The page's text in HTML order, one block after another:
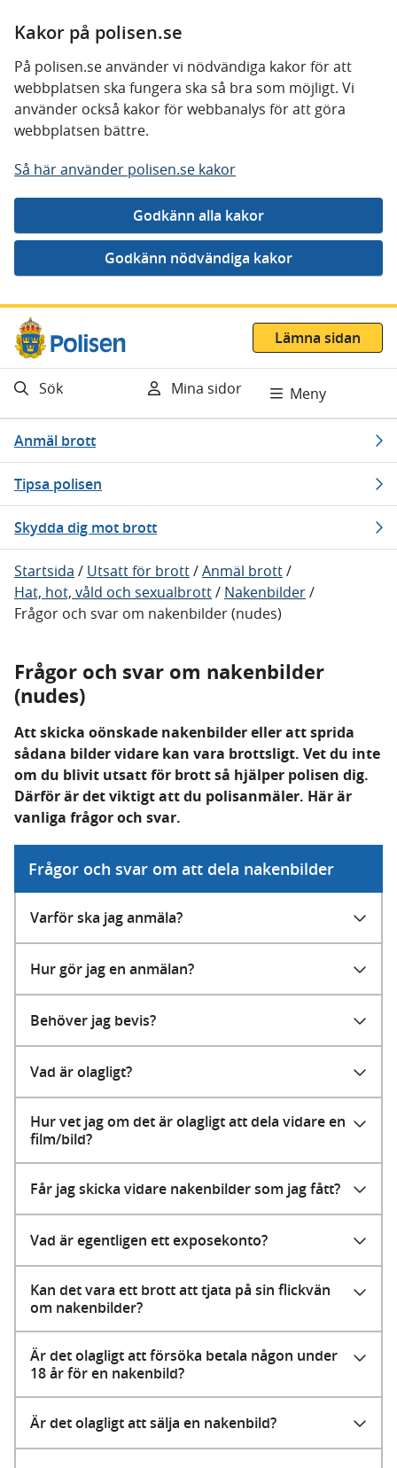
Kakor på polisen.se
På polisen.se använder vi nödvändiga kakor för att
webbplatsen ska fungera ska så bra som möjligt. Vi
använder också kakor för webbanalys för att göra
webbplatsen bättre.
Så här använder polisen.se kakor
Gå direkt till innehåll
Lämna sidan
Sök Mina sidor Meny
Anmäl brott
Tipsa polisen
Skydda dig mot brott
Startsida / Utsatt för brott/Anmäl brott/
Hat, hot, våld och sexualbrott/ Nakenbilder/
Frågor och svar om nakenbilder (nudes)
Frågor och svar om nakenbilder
(nudes)
Att skicka oönskade nakenbilder eller att sprida
sådana bilder vidare kan vara brottsligt. Vet du inte
om du blivit utsatt för brott så hjälper polisen dig.
Därför är det viktigt att du polisanmäler. Här är
vanliga frågor och svar.
Frågor och svar om att dela nakenbilder
Varför ska jag anmäla?
Hur gör jag en anmälan?
Behöver jag bevis?
Vad är olagligt?
Hur vet jag om det är olagligt att dela vidare en
film/bild?
Får jag skicka vidare nakenbilder som jag fått?
Vad är egentligen ett exposekonto?
Kan det vara ett brott att tjata på sin flickvän
om nakenbilder?
Är det olagligt att försöka betala någon under
18 år för en nakenbild?
Är det olagligt att sälja en nakenbild?